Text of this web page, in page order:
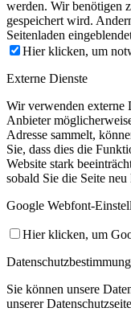
werden. Wir benötigen
gespeichert wird.
Seitenladen
Hier klicken, um
Externe Dienste
Wir verwenden externe
Anbieter
Adresse sammelt,
Sie, dass dies die
Website stark
sobald Sie die Seite neu
Google Webfont-
Hier klicken, um
Sie können unsere
unserer